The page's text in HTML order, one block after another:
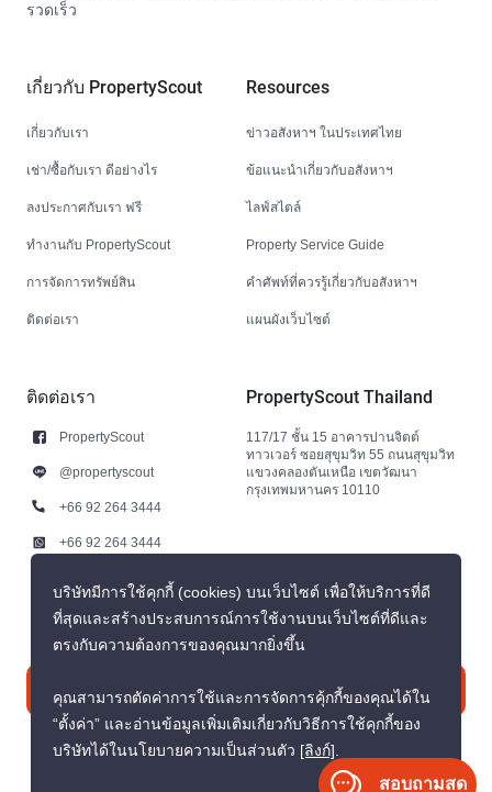
รวดเร็ว
เกี่ยวกับ PropertyScout
เกี่ยวกับเรา
เช่า/ซื้อกับเรา ดีอย่างไร
ลงประกาศกับเรา ฟรี
ทำงานกับ PropertyScout
การจัดการทรัพย์สิน
ติดต่อเรา
Resources
ข่าวอสังหาฯ ในประเทศไทย
ข้อแนะนำเกี่ยวกับอสังหาฯ
ไลฟ์สไตล์
Property Service Guide
คำศัพท์ที่ควรรู้เกี่ยวกับอสังหาฯ
แผนผังเว็บไซต์
ติดต่อเรา
PropertyScout
@propertyscout
+66 92 264 3444
+66 92 264 3444
contact@propertyscout.co.th
PropertyScout Thailand
117/17 ชั้น 15 อาคารปานจิตต์
ทาวเวอร์ ซอยสุขุมวิท 55 ถนนสุขุมวิท
แขวงคลองตันเหนือ เขตวัฒนา
กรุงเทพมหานคร 10110
ติดต่อเรา
บริษัทมีการใช้คุกกี้ (cookies) บนเว็บไซต์ เพื่อให้บริการที่ดี
ที่สุดและสร้างประสบการณ์การใช้งานบนเว็บไซต์ที่ดีและ
ตรงกับความต้องการของคุณมากยิ่งขึ้น
คุณสามารถตัดค่าการใช้และการจัดการคุ้กกี้ของคุณได้ใน
“ตั้งค่า” และอ่านข้อมูลเพิ่มเติมเกี่ยวกับวิธีการใช้คุกกี้ของ
บริษัทได้ในนโยบายความเป็นส่วนตัว [ลิงก์].
สอบถามสด